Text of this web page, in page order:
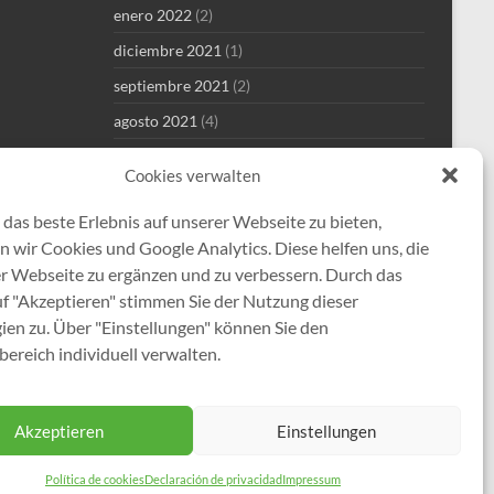
Cookies verwalten
beste Erlebnis auf unserer Webseite zu bieten,
wir Cookies und Google Analytics. Diese helfen uns, die
Webseite zu ergänzen und zu verbessern. Durch das
"Akzeptieren" stimmen Sie der Nutzung dieser
zu. Über "Einstellungen" können Sie den
individuell verwalten.
Akzeptieren Einstellungen
Política de cookiesDeclaración de privacidadImpressum
enero 2022 (2)
diciembre 2021 (1)
septiembre 2021 (2)
agosto 2021 (4)
mayo 2021(8)
abril 2021
enero 2021(1)
diciembre 2020(5)